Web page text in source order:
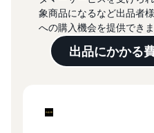
象商品になるなど出品者
への購入機会を提供できま
出品にかかる